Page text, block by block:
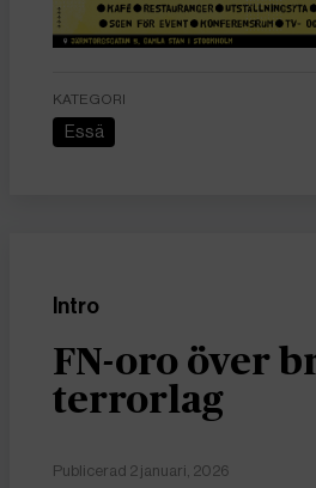
KATEGORI
Essä
Intro
FN-oro över
terrorlag
Publicerad 2 januari, 2026